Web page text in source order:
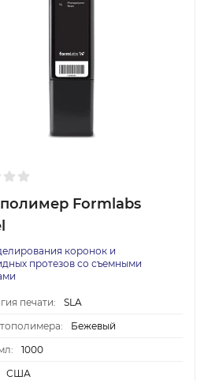
Formlabs
коронок и
протезов со съемными
печати:
SLA
Бежевый
1000
США